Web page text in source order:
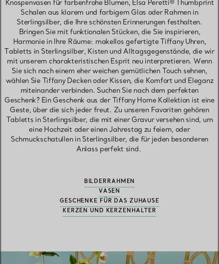
Knospenvasen für farbenfrohe Blumen, Elsa Peretti® Thumbprint
Schalen aus klarem und farbigem Glas oder Rahmen in
Sterlingsilber, die Ihre schönsten Erinnerungen festhalten.
Bringen Sie mit funktionalen Stücken, die Sie inspirieren,
Harmonie in Ihre Räume: makellos gefertigte Tiffany Uhren,
Tabletts in Sterlingsilber, Kisten und Alltagsgegenstände, die wir
mit unserem charakteristischen Esprit neu interpretieren. Wenn
Sie sich nach einem eher weichen gemütlichen Touch sehnen,
wählen Sie Tiffany Decken oder Kissen, die Komfort und Eleganz
miteinander verbinden. Suchen Sie nach dem perfekten
Geschenk? Ein Geschenk aus der Tiffany Home Kollektion ist eine
Geste, über die sich jeder freut. Zu unseren Favoriten gehören
Tabletts in Sterlingsilber, die mit einer Gravur versehen sind, um
eine Hochzeit oder einen Jahrestag zu feiern, oder
Schmuckschatullen in Sterlingsilber, die für jeden besonderen
Anlass perfekt sind.
BILDERRAHMEN
VASEN
GESCHENKE FÜR DAS ZUHAUSE
KERZEN UND KERZENHALTER